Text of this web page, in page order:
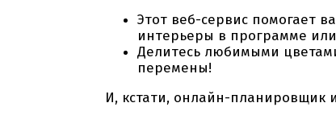
Этот веб-сервис помогает
интерьеры в программе или
Делитесь любимыми
перемены!
И, кстати, онлайн-планировщик